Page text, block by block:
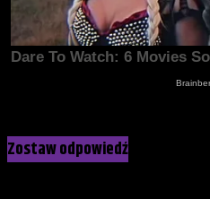
Zostaw odpowiedź